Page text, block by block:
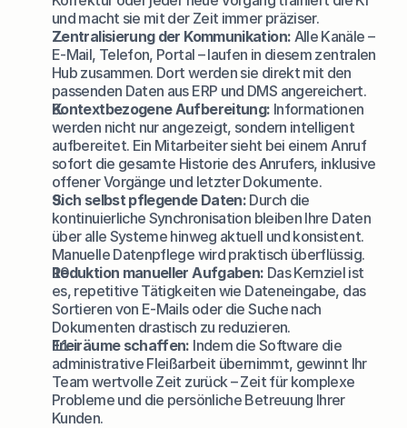
und macht sie mit der Zeit immer präziser.
Zentralisierung der Kommunikation: Alle Kanäle –
E-Mail, Telefon, Portal – laufen in diesem zentralen
Hub zusammen. Dort werden sie direkt mit den
passenden Daten aus ERP und DMS angereichert.
Kontextbezogene Aufbereitung: Informationen
werden nicht nur angezeigt, sondern intelligent
aufbereitet. Ein Mitarbeiter sieht bei einem Anruf
sofort die gesamte Historie des Anrufers, inklusive
offener Vorgänge und letzter Dokumente.
Sich selbst pflegende Daten: Durch die
kontinuierliche Synchronisation bleiben Ihre Daten
über alle Systeme hinweg aktuell und konsistent.
Manuelle Datenpflege wird praktisch überflüssig.
Reduktion manueller Aufgaben: Das Kernziel ist
es, repetitive Tätigkeiten wie Dateneingabe, das
Sortieren von E-Mails oder die Suche nach
Dokumenten drastisch zu reduzieren.
Freiräume schaffen: Indem die Software die
administrative Fleißarbeit übernimmt, gewinnt Ihr
Team wertvolle Zeit zurück – Zeit für komplexe
Probleme und die persönliche Betreuung Ihrer
Kunden.